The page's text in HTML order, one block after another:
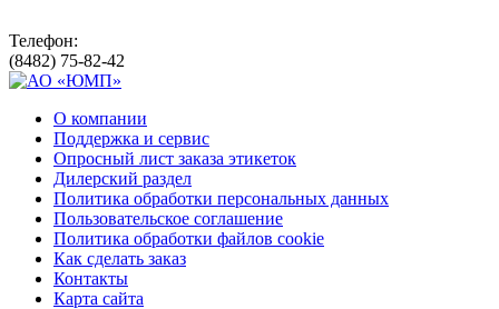
Телефон:
(8482) 75-82-42
О компании
Поддержка и сервис
Опросный лист заказа этикеток
Дилерский раздел
Политика обработки персональных данных
Пользовательское соглашение
Политика обработки файлов cookie
Как сделать заказ
Контакты
Карта сайта